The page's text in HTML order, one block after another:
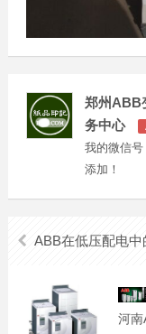
郑州ABB
务中心
我的微信
添加！
ABB在低压配电中